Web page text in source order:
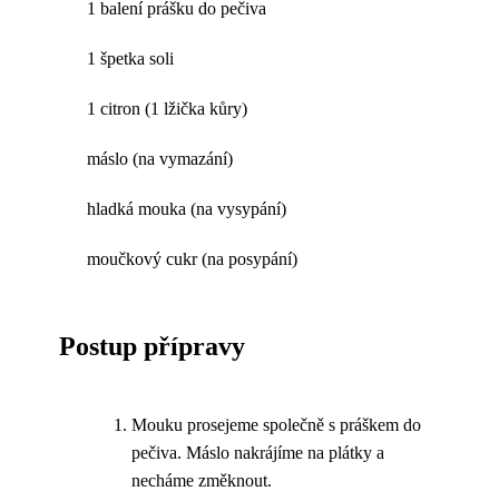
1 balení prášku do pečiva
1 špetka soli
1 citron (1 lžička kůry)
máslo (na vymazání)
hladká mouka (na vysypání)
moučkový cukr (na posypání)
Postup přípravy
Mouku prosejeme společně s práškem do
pečiva. Máslo nakrájíme na plátky a
necháme změknout.